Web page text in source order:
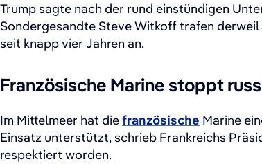
Trump sagte nach der rund einstündigen
Sondergesandte Steve Witkoff trafen
seit knapp vier Jahren an.
Französische Marine stoppt
Im Mittelmeer hat diefranzösische Marine
Einsatz unterstützt, schrieb Frankreichs
respektiert worden.